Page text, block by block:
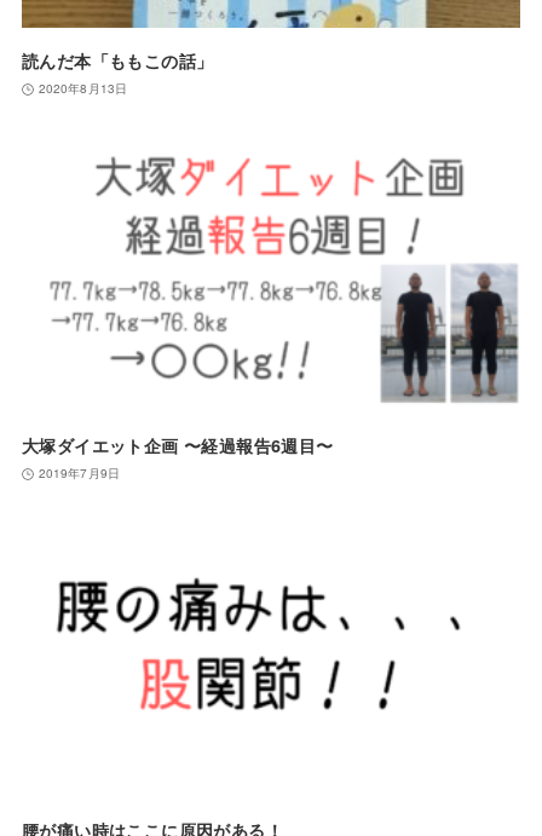
読んだ本「ももこの話」
2020年8月13日
大塚ダイエット企画 〜経過報告6週目〜
2019年7月9日
腰が痛い時はここに原因がある！